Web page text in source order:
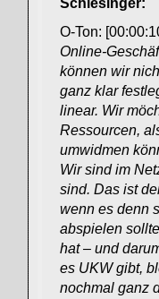
Schlesinger:
O-Ton:
Online-
können wir
ganz klar
linear. Wir
Ressourcen,
umwidmen
Wir sind im
sind. Das ist
wenn es denn
abspielen
hat – und
es UKW gibt,
nochmal ganz